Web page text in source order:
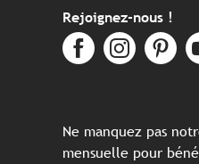
Rejoignez-nous !
Ne manquez pas
mensuelle pour